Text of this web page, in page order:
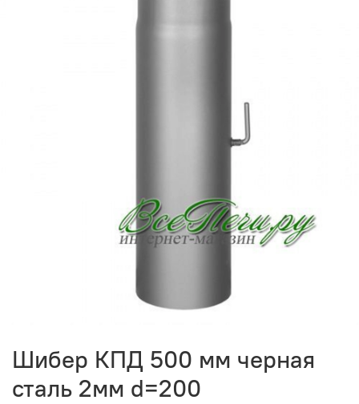
Шибер КПД 500 мм черная
сталь 2мм d=200